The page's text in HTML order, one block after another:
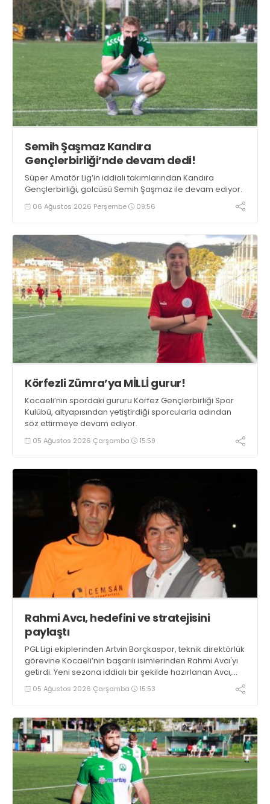
Semih Şaşmaz Kandıra
Gençlerbirliği’nde devam dedi!
Süper Amatör Lig’in iddialı takımlarından Kandıra
Gençlerbirliği, golcüsü Semih Şaşmaz ile devam ediyor.
06 Ağustos 2026 Perşembe 09:56
Körfezli Zümra’ya MİLLİ gurur!
Kocaeli’nin spordaki gururu Körfez Gençlerbirliği Spor
Kulübü, altyapısından yetiştirdiği sporcularla adından
söz ettirmeye devam ediyor.
05 Ağustos 2026 Çarşamba 15:59
Rahmi Avcı, hedefini ve stratejisini
paylaştı
PGL Ligi ekiplerinden Artvin Borçkaspor, teknik direktörlük
görevine Kocaeli’nin başarılı isimlerinden Rahmi Avcı'yı
getirdi. Yeni sezona iddialı bir şekilde hazırlanan Avcı,
duygularını aktardı.
05 Ağustos 2026 Çarşamba 15:53